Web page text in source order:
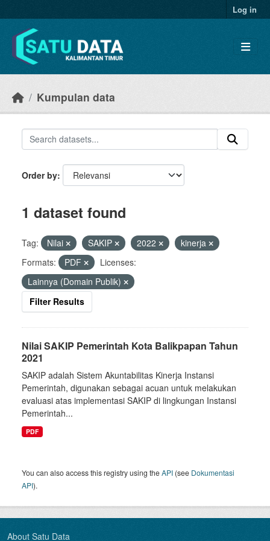
Log in
Kumpulan data
Order by
1 dataset found
Tag: Nilai SAKIP 2022
kinerja
Formats:
PDF
Licenses:
Lainnya (Domain Publik)
Filter Results
Nilai SAKIP Pemerintah Kota Balikpapan Tahun
2021
SAKIP adalah Sistem Akuntabilitas Kinerja Instansi
Pemerintah, digunakan sebagai acuan untuk melakukan
evaluasi atas implementasi SAKIP di lingkungan Instansi
Pemerintah...
PDF
You can also access this registry using theAPI (see Dokumentasi
API).
About Satu Data